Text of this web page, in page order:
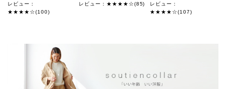
レビュー：
★★★★☆(100)
レビュー：★★★★☆(85)
レビュー：
★★★★☆(107)